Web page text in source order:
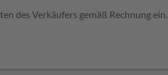
des Verkäufers gemäß Rechnung ein.